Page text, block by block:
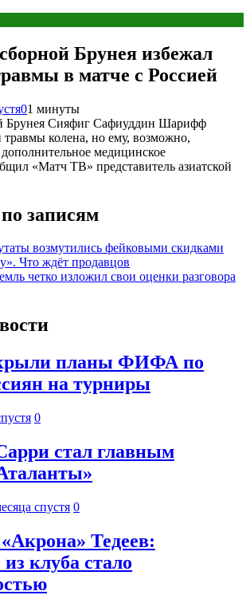
Брунея избежал
в матче с Россией
01 минуты
Брунея Сияфиг Сафиуддин Шарифф
травмы колена, но ему, возможно,
медицинское
«Матч ТВ» представитель азиатской
записям
возмутились фейковыми скидками
Что ждёт продавцов
четко изложил свои оценки разговора
планы ФИФА по
на турниры
0
стал главным
спустя 0
Тедеев:
клуба стало